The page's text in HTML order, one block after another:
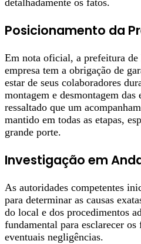
detalhadamente os fatos.
Posicionamento da
Em nota oficial, a prefeitura
empresa tem a obrigação de
estar de seus colaboradores
montagem e desmontagem
ressaltado que um
mantido em todas as etapas,
grande porte.
Investigação em
As autoridades competentes
para determinar as causas
do local e dos procedimentos
fundamental para esclarecer
eventuais negligências.